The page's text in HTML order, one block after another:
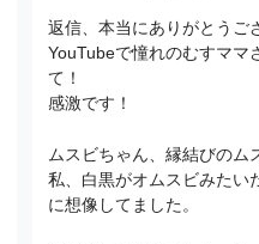
返信、本当にありがとうご
YouTubeで憧れのむすママ
て！
感激です！
ムスビちゃん、縁結びのム
私、白黒がオムスビみたい
に想像してました。